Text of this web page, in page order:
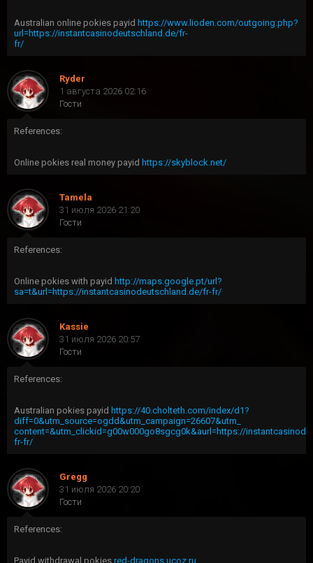
Australian online pokies payid https://www.lioden.com/outgoing.php?
url=https://instantcasinodeutschland.de/fr-
fr/
Ryder
1 августа 2026 02:16
Гости
References:
Online pokies real money payid https://skyblock.net/
Tamela
31 июля 2026 21:20
Гости
References:
Online pokies with payid http://maps.google.pt/url?
sa=t&url=https://instantcasinodeutschland.de/fr-fr/
Kassie
31 июля 2026 20:57
Гости
References:
Australian pokies payid https://40.cholteth.com/index/d1?
diff=0&utm_source=ogdd&utm_campaign=26607&utm_
content=&utm_clickid=g00w000go8sgcg0k&aurl=https://
fr-fr/
Gregg
31 июля 2026 20:20
Гости
References:
Payid withdrawal pokies red-dragons.ucoz.ru